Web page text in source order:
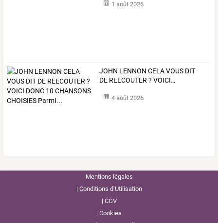
1 août 2026
JOHN LENNON CELAVOUS DIT
DE REECOUTER? VOICI…
4 août 2026
Mentions légales
Conditions d’Utilisation
CGV
Cookies